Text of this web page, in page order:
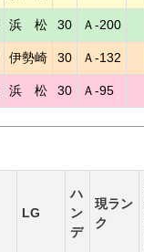
浜 松 30 Ａ-200
伊勢崎 30 Ａ-132
浜 松 30 Ａ-95
LG
ハ
ン
デ
現ラン
ク